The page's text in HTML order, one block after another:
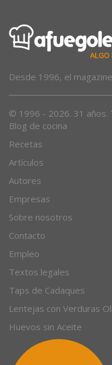
Desde 1996, el
© 1996 - 2026. 31 años.
Blog de cocina
Recetas
Artículos
Autores
Empresas
Sobre nosotros
Contacto
Empleo
Textos legales
Taps de Cadaques
Lentejas con Verduras
Huevos sin Aceite